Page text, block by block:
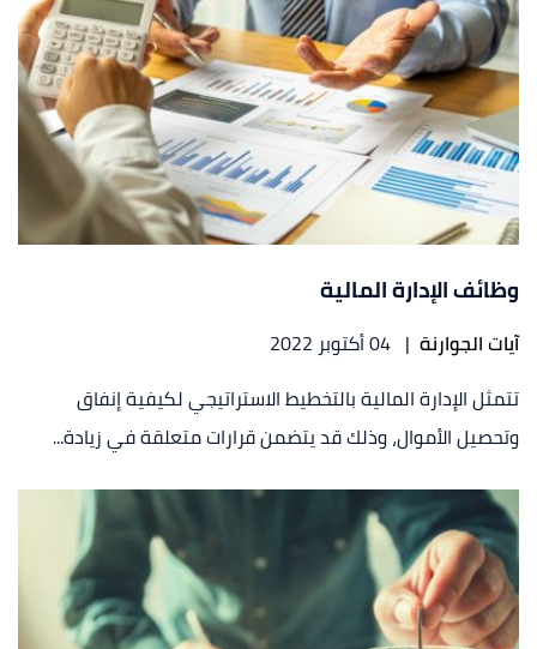
وظائف الإدارة المالية
آيات الجوارنة | 04 أكتوبر 2022
تتمثل الإدارة المالية بالتخطيط الاستراتيجي لكيفية إنفاق
وتحصيل الأموال، وذلك قد يتضمن قرارات متعلقة في زيادة...